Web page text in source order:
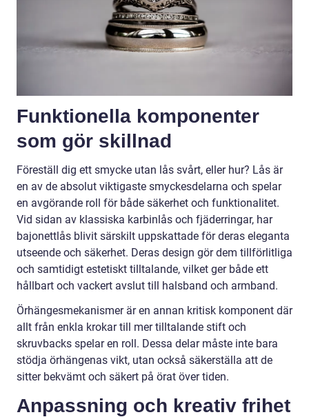
Funktionella komponenter
som gör skillnad
Föreställ dig ett smycke utan lås svårt, eller hur? Lås är
en av de absolut viktigaste smyckesdelarna och spelar
en avgörande roll för både säkerhet och funktionalitet.
Vid sidan av klassiska karbinlås och fjäderringar, har
bajonettlås blivit särskilt uppskattade för deras eleganta
utseende och säkerhet. Deras design gör dem tillförlitliga
och samtidigt estetiskt tilltalande, vilket ger både ett
hållbart och vackert avslut till halsband och armband.
Örhängesmekanismer är en annan kritisk komponent där
allt från enkla krokar till mer tilltalande stift och
skruvbacks spelar en roll. Dessa delar måste inte bara
stödja örhängenas vikt, utan också säkerställa att de
sitter bekvämt och säkert på örat över tiden.
Anpassning och kreativ frihet